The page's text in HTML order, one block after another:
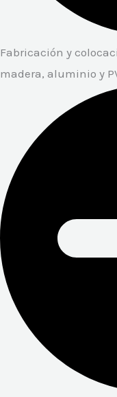
Fabricación y
madera, aluminio y